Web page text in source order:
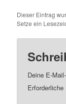
Dieser Eintrag
Setze ein
Deine E-